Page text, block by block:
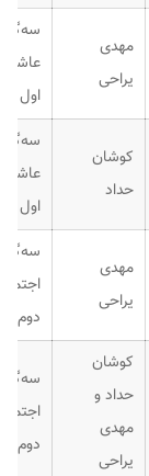
مهدی
یراحی
اول
کوشان
حداد
اول
مهدی
یراحی
دوم
کوشان
حداد و
مهدی
یراحی
دوم